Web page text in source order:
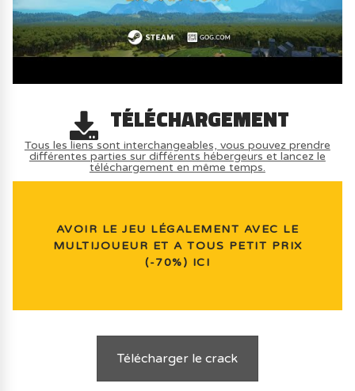
TÉLÉCHARGEMENT
Tous les liens sont interchangeables, vous pouvez prendre
différentes parties sur différents hébergeurs et lancez le
téléchargement en même temps.
AVOIR LE JEU LÉGALEMENT AVEC LE
MULTIJOUEUR ET A TOUS PETIT PRIX
(-70%) ICI
Télécharger le crack